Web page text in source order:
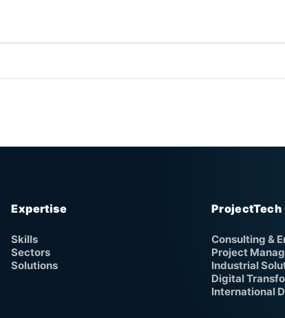
Expertise
Skills
Sectors
Solutions
ProjectTech
Consulting &
Project
Industrial
Digital
International